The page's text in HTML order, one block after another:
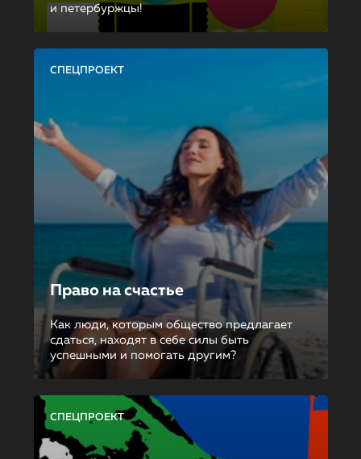
и петербуржцы!
СПЕЦПРОЕКТ
Право на счастье
Как люди, которым общество предлагает
сдаться, находят в себе силы быть
успешными и помогать другим?
СПЕЦПРОЕКТ